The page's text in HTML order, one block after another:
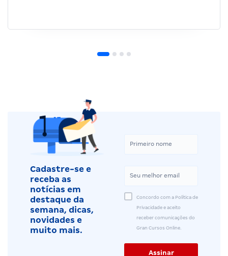
Cadastre-se e
receba as
notícias em
destaque da
semana, dicas,
novidades e
muito mais.
Concordo com a Política de
Privacidade e aceito
receber comunicações do
Gran Cursos Online.